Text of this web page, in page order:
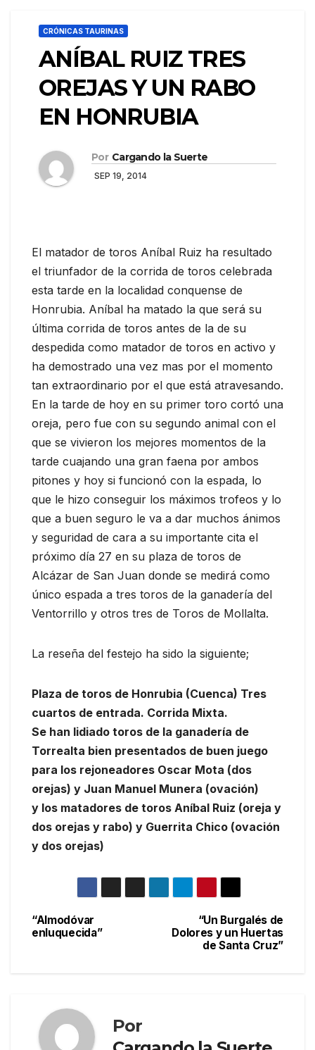
CRÓNICAS TAURINAS
ANÍBAL RUIZ TRES
OREJAS Y UN RABO
EN HONRUBIA
Por Cargando la Suerte
SEP 19, 2014
El matador de toros Aníbal Ruiz ha resultado
el triunfador de la corrida de toros celebrada
esta tarde en la localidad conquense de
Honrubia. Aníbal ha matado la que será su
última corrida de toros antes de la de su
despedida como matador de toros en activo y
ha demostrado una vez mas por el momento
tan extraordinario por el que está atravesando.
En la tarde de hoy en su primer toro cortó una
oreja, pero fue con su segundo animal con el
que se vivieron los mejores momentos de la
tarde cuajando una gran faena por ambos
pitones y hoy si funcionó con la espada, lo
que le hizo conseguir los máximos trofeos y lo
que a buen seguro le va a dar muchos ánimos
y seguridad de cara a su importante cita el
próximo día 27 en su plaza de toros de
Alcázar de San Juan donde se medirá como
único espada a tres toros de la ganadería del
Ventorrillo y otros tres de Toros de Mollalta.
La reseña del festejo ha sido la siguiente;
Plaza de toros de Honrubia (Cuenca) Tres
cuartos de entrada. Corrida Mixta.
Se han lidiado toros de la ganadería de
Torrealta bien presentados de buen juego
para los rejoneadores Oscar Mota (dos
orejas) y Juan Manuel Munera (ovación)
y los matadores de toros Aníbal Ruiz (oreja y
dos orejas y rabo) y Guerrita Chico (ovación
y dos orejas)
“Un Burgalés de
Dolores y un Huertas
de Santa Cruz”
“Almodóvar
enluquecida”
Por